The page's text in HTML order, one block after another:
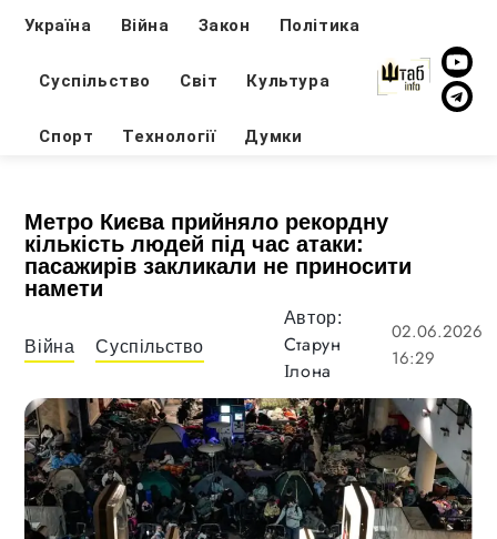
Україна Війна Закон Політика
Суспільство Світ Культура
Спорт Технології Думки
Метро Києва прийняло рекордну
кількість людей під час атаки:
пасажирів закликали не приносити
намети
Війна Суспільство
Автор:
Старун
Ілона
02.06.2026
16:29